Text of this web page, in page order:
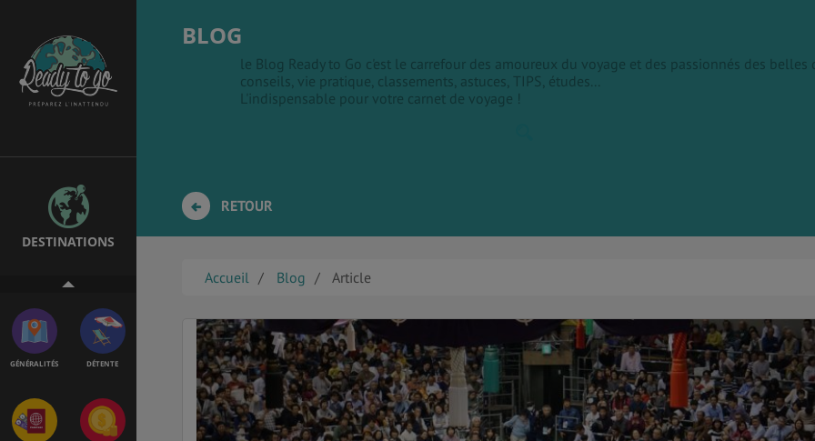
DESTINATIONS
EMPLOIS &
STAGES
BONS PLANS
GÉNÉRALITÉS DÉTENTE
BLOG
le Blog Ready to Go c'est le carrefour des amoureux du voyage et des passionnés des belles
conseils, vie pratique, classements, astuces, TIPS, études...
L'indispensable pour votre carnet de voyage !
RETOUR
Accueil Blog Article